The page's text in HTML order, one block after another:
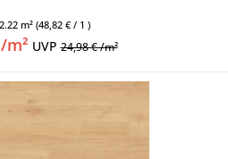
2.22 m² (48,82 € / 1 )
m² UVP24,98 € /m²